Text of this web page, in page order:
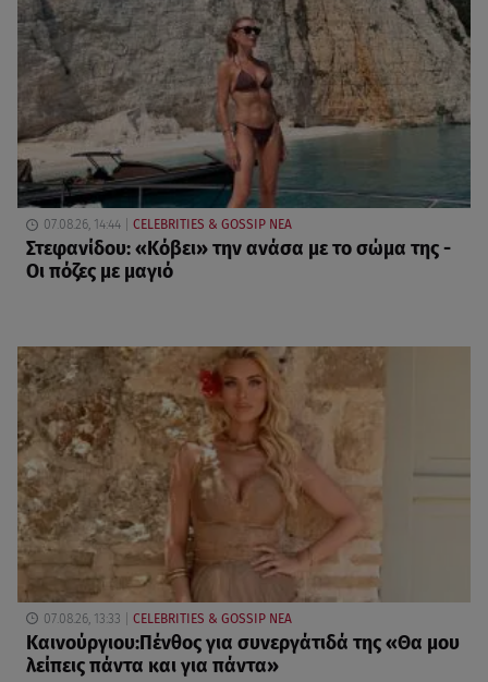
07.08.26, 14:44 CELEBRITIES & GOSSIP ΝΕΑ
Στεφανίδου: «Κόβει» την ανάσα με το σώμα της -
Οι πόζες με μαγιό
07.08.26, 13:33 CELEBRITIES & GOSSIP ΝΕΑ
Καινούργιου:Πένθος για συνεργάτιδά της «Θα μου
λείπεις πάντα και για πάντα»